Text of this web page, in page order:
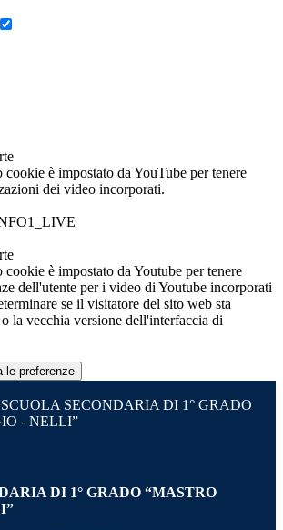
cookie è impostato da YouTube per tenere
dei video incorporati.
cookie è impostato da Youtube per tenere
dell'utente per i video di Youtube incorporati
se il visitatore del sito web sta
la vecchia versione dell'interfaccia di
le preferenze
SCUOLA SECONDARIA DI 1° GRADO
- NELLI”
DI 1° GRADO “MASTRO